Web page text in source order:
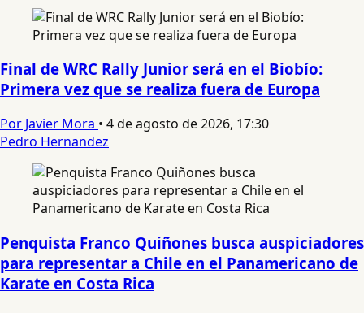
Final de WRC Rally Junior será en el Biobío:
Primera vez que se realiza fuera de Europa
Por Javier Mora • 4 de agosto de 2026, 17:30
Pedro Hernandez
Penquista Franco Quiñones busca auspiciadores
para representar a Chile en el Panamericano de
Karate en Costa Rica